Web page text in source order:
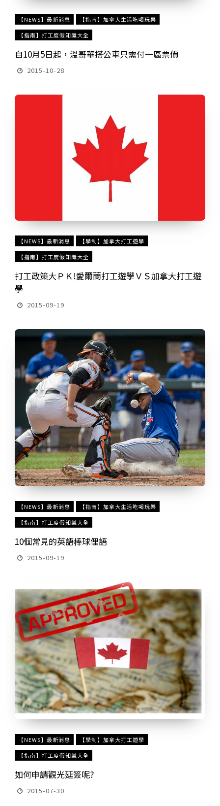
【NEWS】最新消息
【指南】加拿大生活吃喝玩樂
【指南】打工度假知識大全
自10月5日起，溫哥華搭公車只需付一區票價
2015-10-28
【NEWS】最新消息
【學制】加拿大打工遊學
【指南】打工度假知識大全
打工政策大ＰＫ!愛爾蘭打工遊學ＶＳ加拿大打工遊
學
2015-09-19
【NEWS】最新消息
【指南】加拿大生活吃喝玩樂
【指南】打工度假知識大全
10個常見的英語棒球俚語
2015-09-19
【NEWS】最新消息
【學制】加拿大打工遊學
【指南】打工度假知識大全
如何申請觀光延簽呢?
2015-07-30